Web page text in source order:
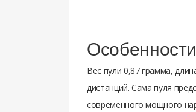
Вес пули 0,87 грамма,
дистанций. Сама пуля
современного мощного